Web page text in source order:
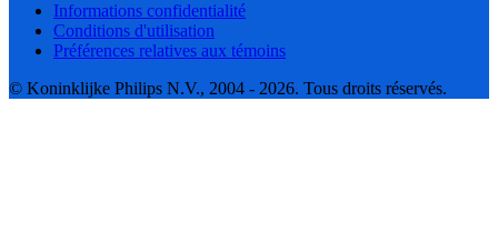
Informations confidentialité
Conditions d'utilisation
Préférences relatives aux témoins
© Koninklijke Philips N.V., 2004 - 2026. Tous droits réservés.